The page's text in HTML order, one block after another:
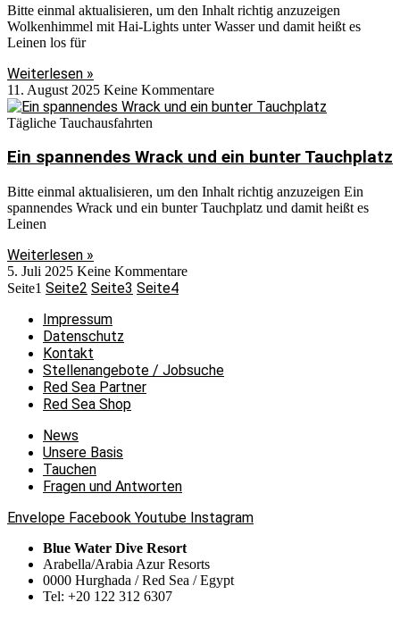
Bitte einmal aktualisieren, um den Inhalt richtig anzuzeigen
Wolkenhimmel mit Hai-Lights unter Wasser und damit heißt es
Leinen los für
Weiterlesen »
11. August 2025 Keine Kommentare
Tägliche Tauchausfahrten
Ein spannendes Wrack und ein bunter Tauchplatz
Bitte einmal aktualisieren, um den Inhalt richtig anzuzeigen Ein
spannendes Wrack und ein bunter Tauchplatz und damit heißt es
Leinen
Weiterlesen »
5. Juli 2025 Keine Kommentare
Seite1 Seite2 Seite3 Seite4
Impressum
Datenschutz
Kontakt
Stellenangebote / Jobsuche
Red Sea Partner
Red Sea Shop
News
Unsere Basis
Tauchen
Fragen und Antworten
Envelope Facebook Youtube Instagram
Blue Water Dive Resort
Arabella/Arabia Azur Resorts
0000 Hurghada / Red Sea / Egypt
Tel: +20 122 312 6307